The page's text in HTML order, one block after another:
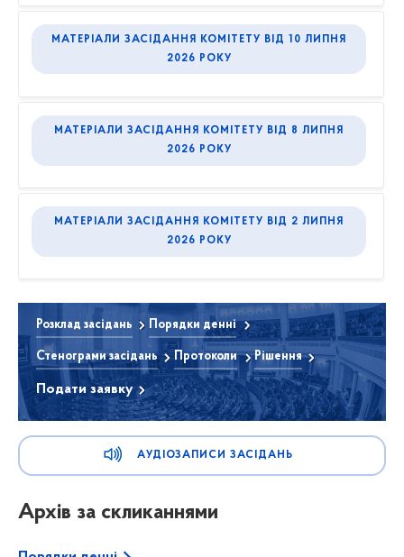
МАТЕРІАЛИ ЗАСІДАННЯ КОМІТЕТУ ВІД 10 ЛИПНЯ
2026 РОКУ
МАТЕРІАЛИ ЗАСІДАННЯ КОМІТЕТУ ВІД 8 ЛИПНЯ
2026 РОКУ
МАТЕРІАЛИ ЗАСІДАННЯ КОМІТЕТУ ВІД 2 ЛИПНЯ
2026 РОКУ
Розклад засідань Порядки денні
Стенограми засідань Протоколи Рішення
Подати заявку
АУДІОЗАПИСИ ЗАСІДАНЬ
Архів за скликаннями